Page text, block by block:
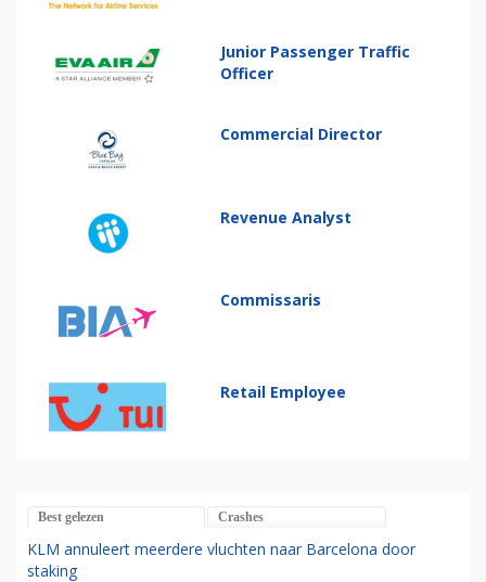
Junior Passenger Traffic
Officer
Commercial Director
Revenue Analyst
Commissaris
Retail Employee
Best gelezen Crashes
KLM annuleert meerdere vluchten naar Barcelona door
staking